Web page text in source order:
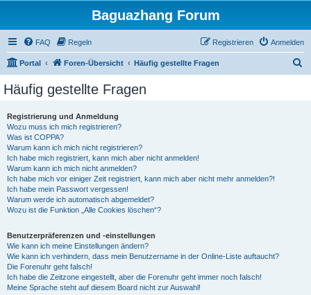
Baguazhang Forum
FAQ Regeln Anmelden
Registrieren
Portal Foren-Übersicht Häufig gestellte Fragen
Häufig gestellte Fragen
Registrierung und Anmeldung
Wozu muss ich mich registrieren?
Was ist COPPA?
Warum kann ich mich nicht registrieren?
Ich habe mich registriert, kann mich aber nicht anmelden!
Warum kann ich mich nicht anmelden?
Ich habe mich vor einiger Zeit registriert, kann mich aber nicht mehr anmelden?!
Ich habe mein Passwort vergessen!
Warum werde ich automatisch abgemeldet?
Wozu ist die Funktion „Alle Cookies löschen“?
Benutzerpräferenzen und -einstellungen
Wie kann ich meine Einstellungen ändern?
Wie kann ich verhindern, dass mein Benutzername in der Online-Liste auftaucht?
Die Forenuhr geht falsch!
Ich habe die Zeitzone eingestellt, aber die Forenuhr geht immer noch falsch!
Meine Sprache steht auf diesem Board nicht zur Auswahl!